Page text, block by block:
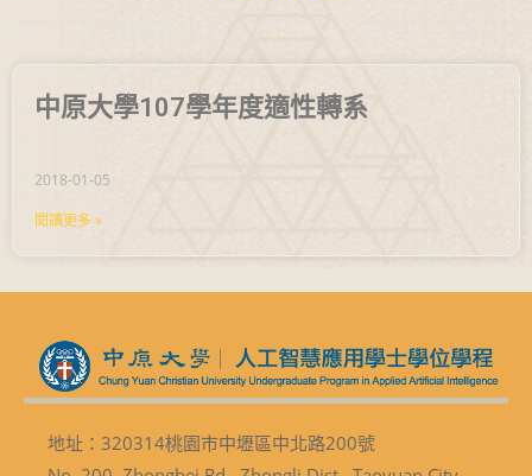
中原大學107學年度適性轉系
2018-01-05
閱讀更多 »
地址：320314桃園市中壢區中北路200號